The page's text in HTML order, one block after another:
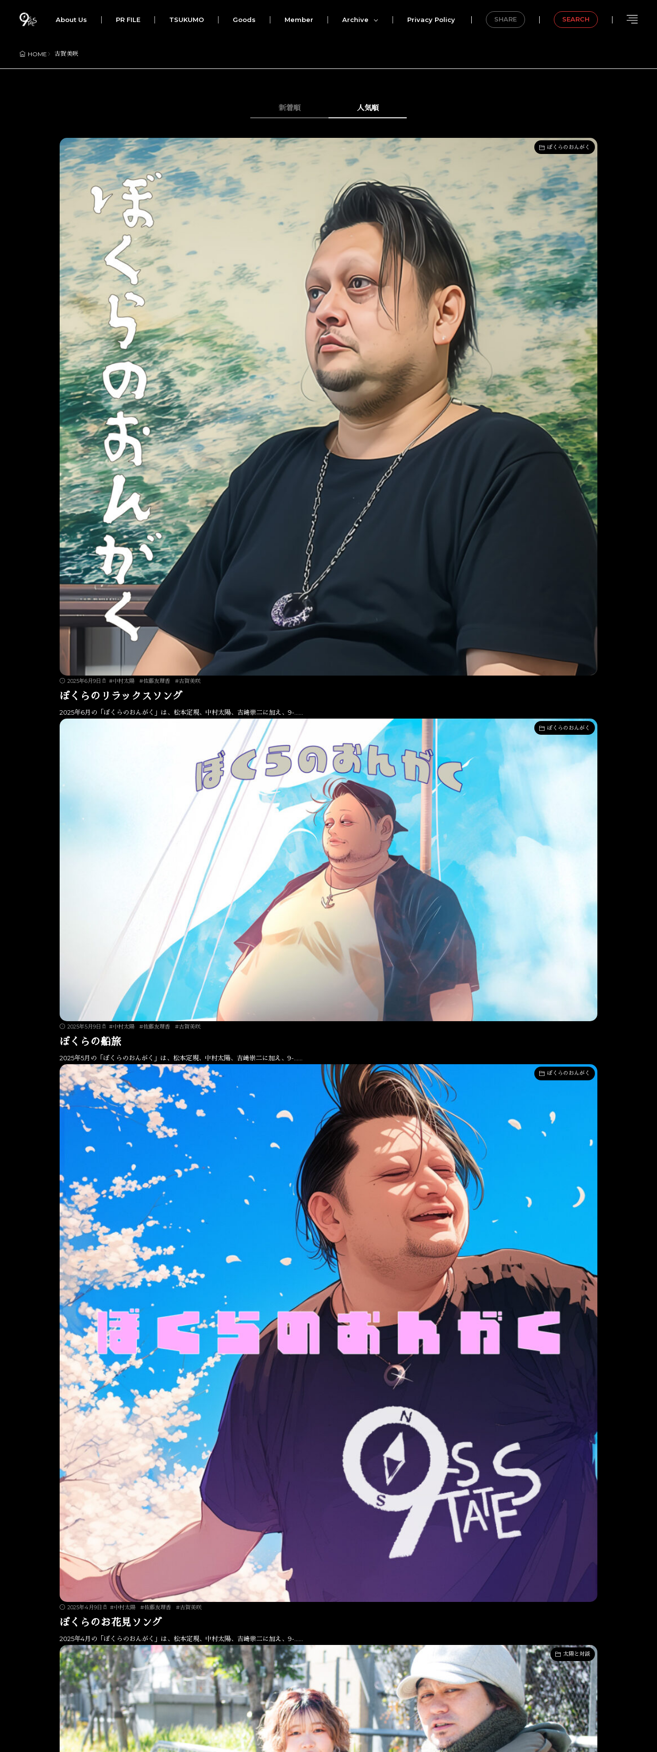
About Us PR FILE TSUKUMO Goods Member Archive Privacy Policy SHARE SEARCH
HOME 古賀美咲
新着順 人気順
ぼくらのおんがく
2025年6月9日 #中村太陽 #佐藤友理香 #古賀美咲
ぼくらのリラックスソング
2025年6月の「ぼくらのおんがく」は、松本定規、中村太陽、吉﨑崇二に加え、9-……
ぼくらのおんがく
2025年5月9日 #中村太陽 #佐藤友理香 #古賀美咲
ぼくらの船旅
2025年5月の「ぼくらのおんがく」は、松本定規、中村太陽、吉﨑崇二に加え、9-……
ぼくらのおんがく
2025年4月9日 #中村太陽 #佐藤友理香 #古賀美咲
ぼくらのお花見ソング
2025年4月の「ぼくらのおんがく」は、松本定規、中村太陽、吉﨑崇二に加え、9-……
太陽と対談